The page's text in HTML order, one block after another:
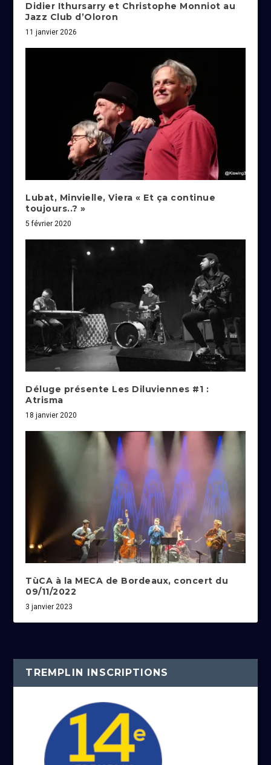
Didier Ithursarry et Christophe Monniot au
Jazz Club d’Oloron
11 janvier 2026
Lubat, Minvielle, Viera « Et ça continue
toujours..? »
5 février 2020
Déluge présente Les Diluviennes #1 :
Atrisma
18 janvier 2020
TùCA à la MECA de Bordeaux, concert du
09/11/2022
3 janvier 2023
TREMPLIN INSCRIPTIONS